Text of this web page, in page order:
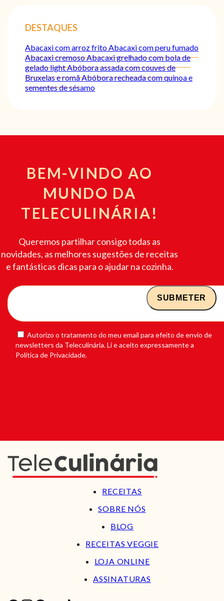
DESTAQUES
Abacaxi com arroz frito Abacaxi com peru fumado
Abacaxi cremosoAbacaxi grelhado com bola de
gelado lightAbóbora assada com couves de
Bruxelas e romãAbóbora recheada com quinoa e
sementes de sésamo
BEM-VINDO AO
MUNDO DA
TELECULINÁRIA!
Queremos partilhar consigo todas as
novidades, as melhores sugestões de receitas
e fantásticas dicas para o ajudar na cozinha.
Autorizo o tratamento do meu email para efeito de envio de
newsletters da Teleculinária. Li e aceito expressamente a
Política de Privacidade.
RECEITAS
SOBRE NÓS
BLOG
RECEITAS VEGGIE
LOJA ONLINE
ASSINATURAS